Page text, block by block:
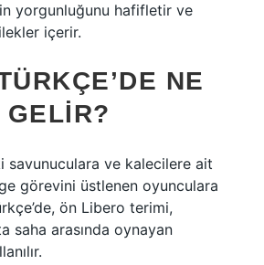
yorgunluğunu hafifletir ve
içerir.
NE
savunuculara ve kalecilere ait
görevini üstlenen oyunculara
ön Libero terimi,
saha arasında oynayan